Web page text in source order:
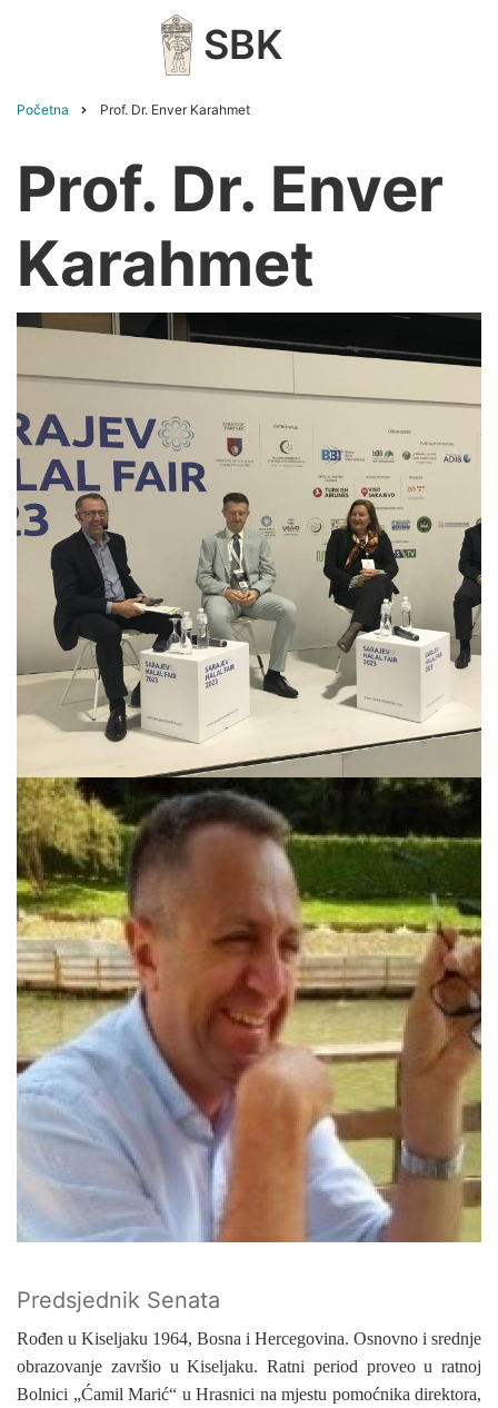
SBK
Početna Prof. Dr. Enver Karahmet
Prof. Dr. Enver
Karahmet
Predsjednik Senata
Rođen u Kiseljaku 1964, Bosna i Hercegovina. Osnovno i srednje
obrazovanje završio u Kiseljaku. Ratni period proveo u ratnoj
Bolnici „Ćamil Marić“ u Hrasnici na mjestu pomoćnika direktora,